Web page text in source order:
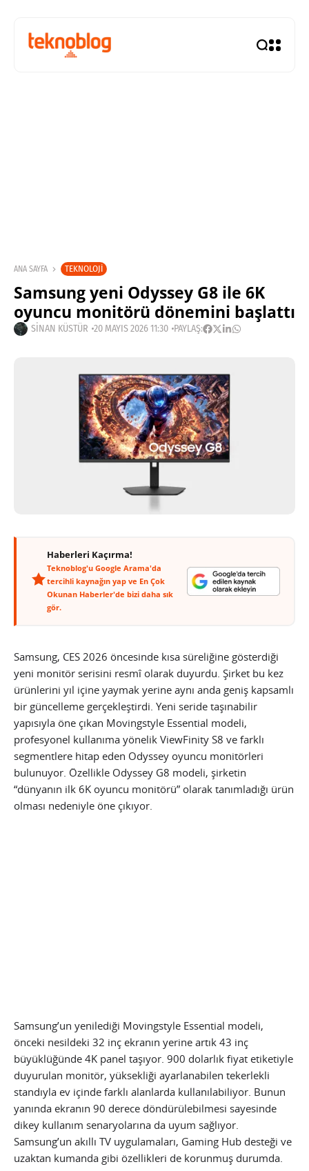
ANA SAYFA TEKNOLOJI
Samsung yeni Odyssey G8 ile 6K
oyuncu monitörü dönemini başlattı
SINAN KÜSTÜR 20 MAYIS 2026 11:30 PAYLAŞ:
Haberleri Kaçırma!
Teknoblog'u Google Arama'da
tercihli kaynağın yap ve En Çok
Okunan Haberler'de bizi daha sık
gör.
Samsung, CES 2026 öncesinde kısa süreliğine gösterdiği
yeni monitör serisini resmî olarak duyurdu. Şirket bu kez
ürünlerini yıl içine yaymak yerine aynı anda geniş kapsamlı
bir güncelleme gerçekleştirdi. Yeni seride taşınabilir
yapısıyla öne çıkan Movingstyle Essential modeli,
profesyonel kullanıma yönelik ViewFinity S8 ve farklı
segmentlere hitap eden Odyssey oyuncu monitörleri
bulunuyor. Özellikle Odyssey G8 modeli, şirketin
“dünyanın ilk 6K oyuncu monitörü” olarak tanımladığı ürün
olması nedeniyle öne çıkıyor.
Samsung’un yenilediği Movingstyle Essential modeli,
önceki nesildeki 32 inç ekranın yerine artık 43 inç
büyüklüğünde 4K panel taşıyor. 900 dolarlık fiyat etiketiyle
duyurulan monitör, yüksekliği ayarlanabilen tekerlekli
standıyla ev içinde farklı alanlarda kullanılabiliyor. Bunun
yanında ekranın 90 derece döndürülebilmesi sayesinde
dikey kullanım senaryolarına da uyum sağlıyor.
Samsung’un akıllı TV uygulamaları, Gaming Hub desteği ve
uzaktan kumanda gibi özellikleri de korunmuş durumda.